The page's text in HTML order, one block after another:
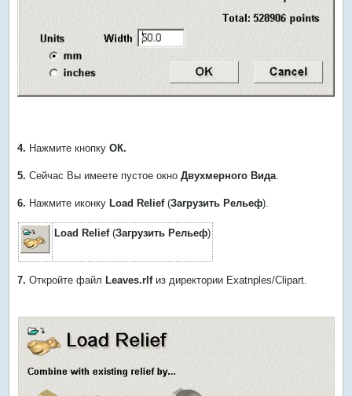
4. Нажмите кнопкуОК.
5. Сейчас Вы имеете пустое окно Двухмерного Вида
6. Нажмите иконкуLoad Relief(Загрузить Рельеф).
Load Relief(Загрузить Рельеф)
7. Откройте файлLeaves.rlfиз директории Exatnples/Clipart.